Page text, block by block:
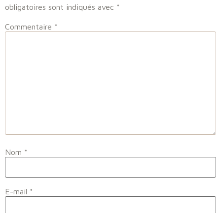
obligatoires sont indiqués avec *
Commentaire *
Nom *
E-mail *